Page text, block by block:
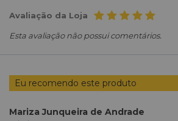
Avaliação da Loja
Esta avaliação não possui comentários.
Eu recomendo este produto
Mariza Junqueira de Andrade